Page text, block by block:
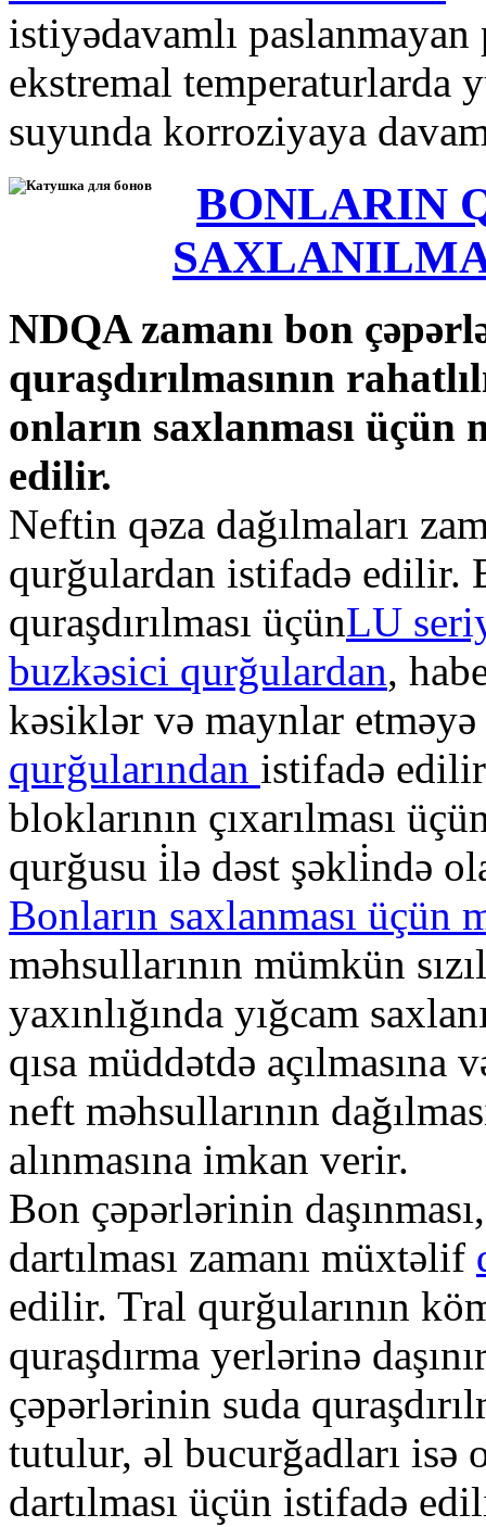
istiyədavamlı paslanmayan
ekstremal temperaturlarda
suyunda korroziyaya
BONLARIN
NDQA zamanı bon
quraşdırılmasının
onların saxlanması
edilir.
Neftin qəza dağılmaları
qurğulardan istifadə edilir.
quraşdırılması üçünLU
buzkəsici qurğulardan,
kəsiklər və maynlar
qurğularından istifadə
bloklarının çıxarılması
qurğusu i̇lə dəst şəkli̇ndə
Bonların saxlanması üçün
məhsullarının mümkün
yaxınlığında yığcam
qısa müddətdə
neft məhsullarının
alınmasına imkan verir.
Bon çəpərlərinin
dartılması zamanı müxtəlif
edilir. Tral qurğularının
quraşdırma yerlərinə
çəpərlərinin suda
tutulur, əl bucurğadları isə
dartılması üçün istifadə